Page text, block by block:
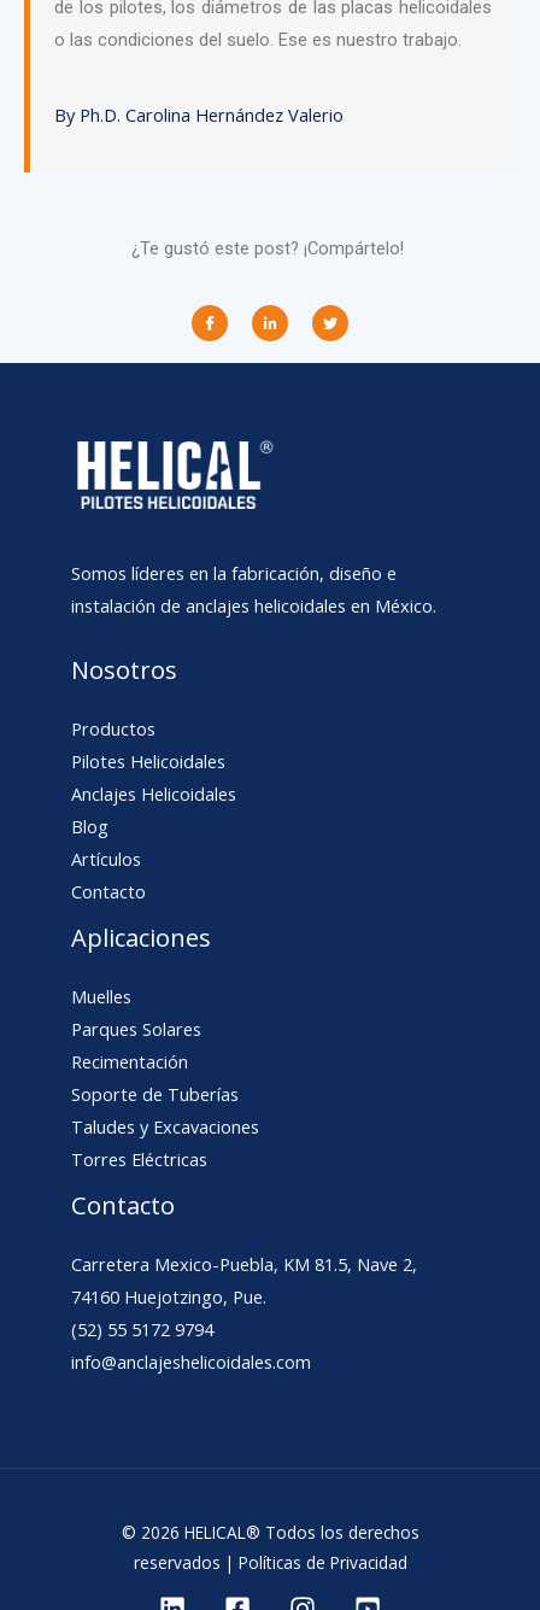
de los pilotes, los diámetros de las placas helicoidales
o las condiciones del suelo. Ese es nuestro trabajo.
By Ph.D. Carolina Hernández Valerio
¿Te gustó este post? ¡Compártelo!
Somos líderes en la fabricación, diseño e
instalación de anclajes helicoidales en México.
Nosotros
Productos
Pilotes Helicoidales
Anclajes Helicoidales
Blog
Artículos
Contacto
Aplicaciones
Muelles
Parques Solares
Recimentación
Soporte de Tuberías
Taludes y Excavaciones
Torres Eléctricas
Contacto
Carretera Mexico-Puebla, KM 81.5, Nave 2,
74160 Huejotzingo, Pue.
(52) 55 5172 9794
info@anclajeshelicoidales.com
© 2026 HELICAL® Todos los derechos
reservados | Políticas de Privacidad